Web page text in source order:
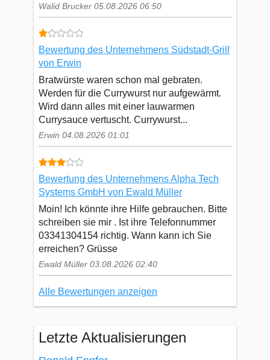
Walid Brucker 05.08.2026 06:50
Bewertung des Unternehmens Südstadt-Grill
von Erwin
Bratwürste waren schon mal gebraten.
Werden für die Currywurst nur aufgewärmt.
Wird dann alles mit einer lauwarmen
Currysauce vertuscht. Currywurst...
Erwin 04.08.2026 01:01
Bewertung des Unternehmens Alpha Tech
Systems GmbH von Ewald Müller
Moin! Ich könnte ihre Hilfe gebrauchen. Bitte
schreiben sie mir . Ist ihre Telefonnummer
03341304154 richtig. Wann kann ich Sie
erreichen? Grüsse
Ewald Müller 03.08.2026 02:40
Alle Bewertungen anzeigen
Letzte Aktualisierungen